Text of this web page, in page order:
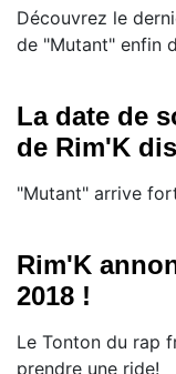
Découvrez le
de "Mutant" enfin
La date de
de Rim'K
"Mutant" arrive
Rim'K
2018 !
Le Tonton du rap
prendre une ride!